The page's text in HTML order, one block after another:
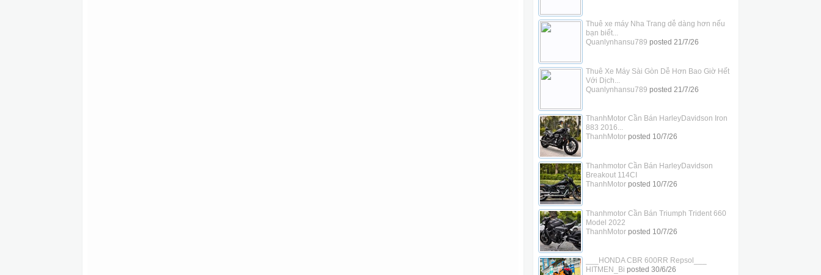
Thuê xe máy Nha Trang dễ dàng hơn nếu
bạn biết...
Quanlynhansu789 posted 21/7/26
Thuê Xe Máy Sài Gòn Dễ Hơn Bao Giờ Hết
Với Dịch...
Quanlynhansu789 posted 21/7/26
ThanhMotor Cần Bán HarleyDavidson Iron
883 2016...
ThanhMotorposted 10/7/26
Thanhmotor Cần Bán HarleyDavidson
Breakout 114CI
ThanhMotorposted 10/7/26
Thanhmotor Cần Bán Triumph Trident 660
Model 2022
ThanhMotorposted 10/7/26
___HONDA CBR 600RR Repsol___
HITMEN_Bi posted 30/6/26